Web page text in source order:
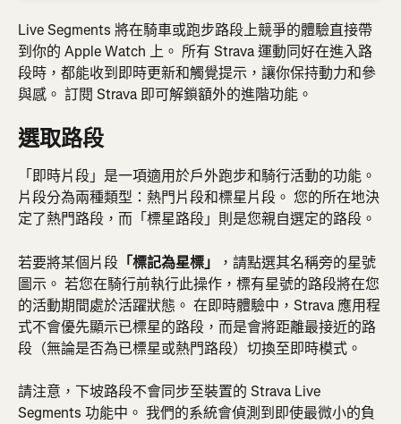
Live Segments 將在騎車或跑步路段上競爭的體驗直接帶
到你的 Apple Watch 上。 所有 Strava 運動同好在進入路
段時，都能收到即時更新和觸覺提示，讓你保持動力和參
與感。 訂閱 Strava 即可解鎖額外的進階功能。
選取路段
「即時片段」是一項適用於戶外跑步和騎行活動的功能。
片段分為兩種類型：熱門片段和標星片段。 您的所在地決
定了熱門路段，而「標星路段」則是您親自選定的路段。
若要將某個片段 「標記為星標」
，請點選其名稱旁的星號
圖示。 若您在騎行前執行此操作，標有星號的路段將在您
的活動期間處於活躍狀態。 在即時體驗中，Strava 應用程
式不會優先顯示已標星的路段，而是會將距離最接近的路
段（無論是否為已標星或熱門路段）切換至即時模式。
請注意，下坡路段不會同步至裝置的 Strava Live
Segments 功能中。 我們的系統會偵測到即使最微小的負